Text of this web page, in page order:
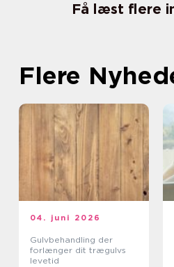
Få læst flere
Flere
04. juni 2026
Gulvbehandling der
forlænger dit trægulvs
levetid